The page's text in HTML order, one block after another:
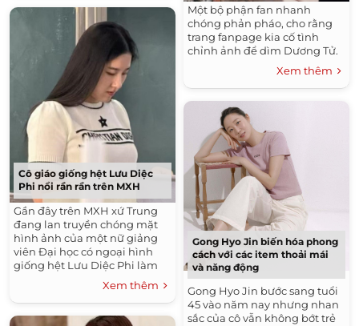
Cô giáo giống hệt Lưu Diệc
Phi nổi rần rần trên MXH
Gần đây trên MXH xứ Trung
đang lan truyền chóng mặt
hình ảnh của một nữ giảng
viên Đại học có ngoại hình
giống hệt Lưu Diệc Phi làm
công chúng đặc biệt bất ngờ.
Xem thêm
Một bộ phận fan nhanh
chóng phản pháo, cho rằng
trang fanpage kia cố tình
chỉnh ảnh để dìm Dương Tử.
Xem thêm
Gong Hyo Jin biến hóa phong
cách với các item thoải mái
và năng động
Gong Hyo Jin bước sang tuổi
45 vào năm nay nhưng nhan
sắc của cô vẫn không bớt trẻ